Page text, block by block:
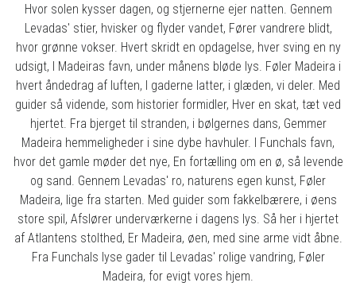
Hvor solen kysser dagen, og stjernerne ejer natten. Gennem
Levadas' stier, hvisker og flyder vandet, Fører vandrere blidt,
hvor grønne vokser. Hvert skridt en opdagelse, hver sving en ny
udsigt, I Madeiras favn, under månens bløde lys. Føler Madeira i
hvert åndedrag af luften, I gaderne latter, i glæden, vi deler. Med
guider så vidende, som historier formidler, Hver en skat, tæt ved
hjertet. Fra bjerget til stranden, i bølgernes dans, Gemmer
Madeira hemmeligheder i sine dybe havhuler. I Funchals favn,
hvor det gamle møder det nye, En fortælling om en ø, så levende
og sand. Gennem Levadas' ro, naturens egen kunst, Føler
Madeira, lige fra starten. Med guider som fakkelbærere, i øens
store spil, Afslører underværkerne i dagens lys. Så her i hjertet
af Atlantens stolthed, Er Madeira, øen, med sine arme vidt åbne.
Fra Funchals lyse gader til Levadas' rolige vandring, Føler
Madeira, for evigt vores hjem.